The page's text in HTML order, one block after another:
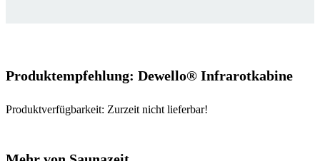
Produktempfehlung: Dewello® Infrarotkabine
Produktverfügbarkeit: Zurzeit nicht lieferbar!